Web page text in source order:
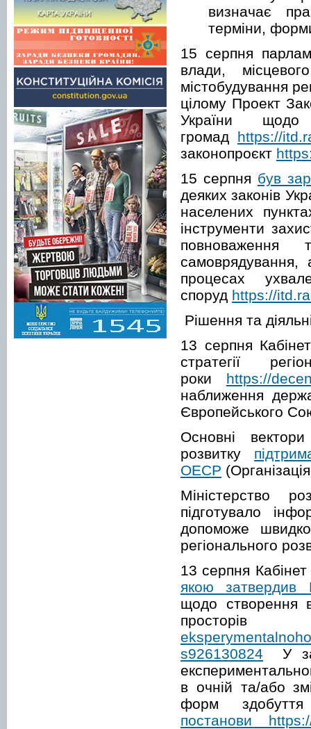
визначає
терміни,
15 серпня
влади,
містобудування
цілому Проект
України щодо
громад https://
законопроєкт
15 серпня був
деяких законів
населених
інструменти
повноваження
самоврядування,
процесах
споруд https://
Рішення та
13 серпня
стратегії
роки https://
наближення
Європейського
Основні
розвитку
ОЕСР
Міністерство
підготувало
допоможе швидко
регіонального
13 серпня
якою затвердив
щодо створення
s926130824 У
в очній та/або
форм
постанови